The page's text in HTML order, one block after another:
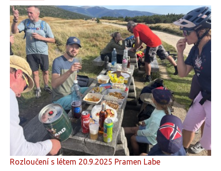
Rozloučení s létem 20.9.2025 Pramen Labe